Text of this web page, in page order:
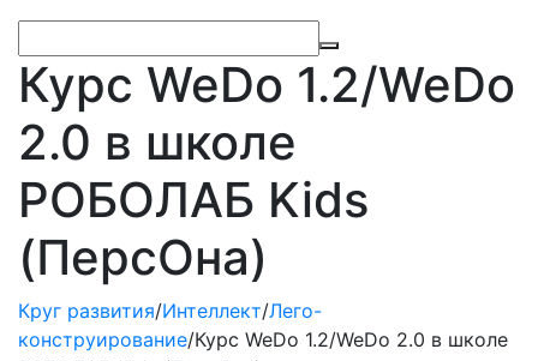
Курс WeDo 1.2/WeDo
2.0 в школе
РОБОЛАБ Kids
(ПерсОна)
Круг развития/Интеллект/Лего-
конструирование/Курс WeDo 1.2/WeDo 2.0 в школе